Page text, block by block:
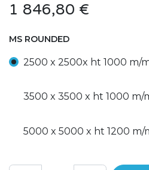
1 846,80 €
MS ROUNDED
2500 x 2500x ht 1000 m/
3500 x 3500 x ht 1000 m/
5000 x 5000 x ht 1200 m/